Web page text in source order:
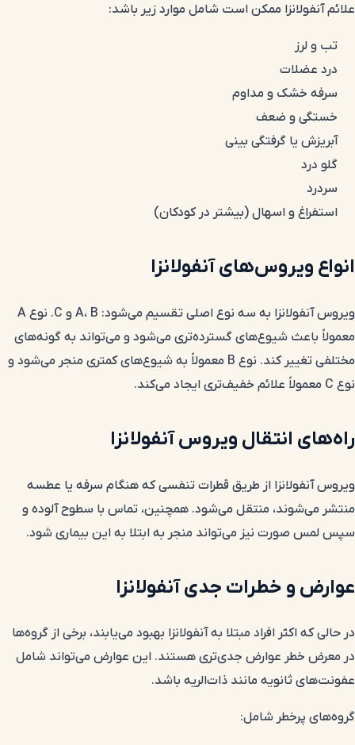
علائم آنفولانزا ممکن است شامل موارد زیر باشد:
تب و لرز
درد عضلات
سرفه خشک و مداوم
خستگی و ضعف
آبریزش یا گرفتگی بینی
گلو درد
سردرد
استفراغ و اسهال (بیشتر در کودکان)
انواع ویروس‌های آنفولانزا
ویروس آنفولانزا به سه نوع اصلی تقسیم می‌شود: A، B و C. نوع A
معمولاً باعث شیوع‌های گسترده‌تری می‌شود و می‌تواند به گونه‌های
مختلفی تغییر کند. نوع B معمولاً به شیوع‌های کمتری منجر می‌شود و
نوع C معمولاً علائم خفیف‌تری ایجاد می‌کند.
راه‌های انتقال ویروس آنفولانزا
ویروس آنفولانزا از طریق قطرات تنفسی که هنگام سرفه یا عطسه
منتشر می‌شوند، منتقل می‌شود. همچنین، تماس با سطوح آلوده و
سپس لمس صورت نیز می‌تواند منجر به ابتلا به این بیماری شود.
عوارض و خطرات جدی آنفولانزا
در حالی که اکثر افراد مبتلا به آنفولانزا بهبود می‌یابند، برخی از گروه‌ها
در معرض خطر عوارض جدی‌تری هستند. این عوارض می‌تواند شامل
عفونت‌های ثانویه مانند ذات‌الریه باشد.
گروه‌های پرخطر شامل: